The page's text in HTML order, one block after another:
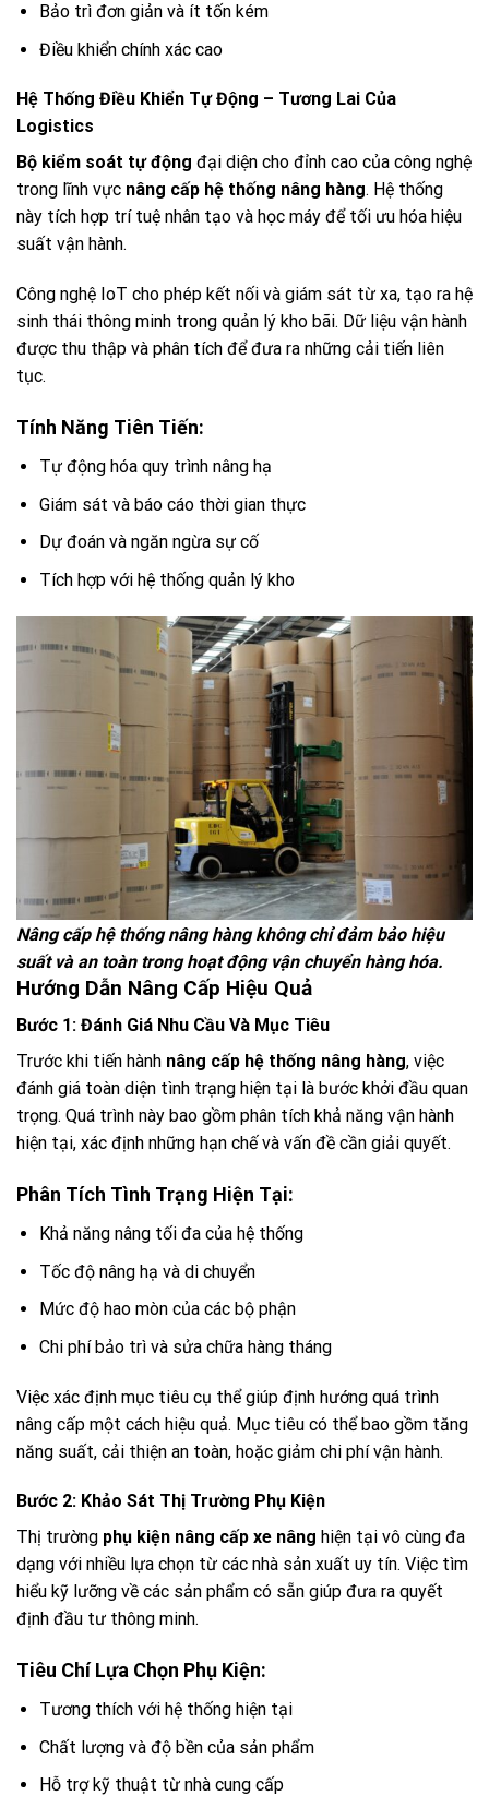
Bảo trì đơn giản và ít tốn kém
Điều khiển chính xác cao
Hệ Thống Điều Khiển Tự Động – Tương Lai Của
Logistics
Bộ kiểm soát tự động đại diện cho đỉnh cao của công nghệ
trong lĩnh vực nâng cấp hệ thống nâng hàng. Hệ thống
này tích hợp trí tuệ nhân tạo và học máy để tối ưu hóa hiệu
suất vận hành.
Công nghệ IoT cho phép kết nối và giám sát từ xa, tạo ra hệ
sinh thái thông minh trong quản lý kho bãi. Dữ liệu vận hành
được thu thập và phân tích để đưa ra những cải tiến liên
tục.
Tính Năng Tiên Tiến:
Tự động hóa quy trình nâng hạ
Giám sát và báo cáo thời gian thực
Dự đoán và ngăn ngừa sự cố
Tích hợp với hệ thống quản lý kho
Nâng cấp hệ thống nâng hàng không chỉ đảm bảo hiệu
suất và an toàn trong hoạt động vận chuyển hàng hóa.
Hướng Dẫn Nâng Cấp Hiệu Quả
Bước 1: Đánh Giá Nhu Cầu Và Mục Tiêu
Trước khi tiến hành nâng cấp hệ thống nâng hàng, việc
đánh giá toàn diện tình trạng hiện tại là bước khởi đầu quan
trọng. Quá trình này bao gồm phân tích khả năng vận hành
hiện tại, xác định những hạn chế và vấn đề cần giải quyết.
Phân Tích Tình Trạng Hiện Tại:
Khả năng nâng tối đa của hệ thống
Tốc độ nâng hạ và di chuyển
Mức độ hao mòn của các bộ phận
Chi phí bảo trì và sửa chữa hàng tháng
Việc xác định mục tiêu cụ thể giúp định hướng quá trình
nâng cấp một cách hiệu quả. Mục tiêu có thể bao gồm tăng
năng suất, cải thiện an toàn, hoặc giảm chi phí vận hành.
Bước 2: Khảo Sát Thị Trường Phụ Kiện
Thị trường phụ kiện nâng cấp xe nâng hiện tại vô cùng đa
dạng với nhiều lựa chọn từ các nhà sản xuất uy tín. Việc tìm
hiểu kỹ lưỡng về các sản phẩm có sẵn giúp đưa ra quyết
định đầu tư thông minh.
Tiêu Chí Lựa Chọn Phụ Kiện:
Tương thích với hệ thống hiện tại
Chất lượng và độ bền của sản phẩm
Hỗ trợ kỹ thuật từ nhà cung cấp